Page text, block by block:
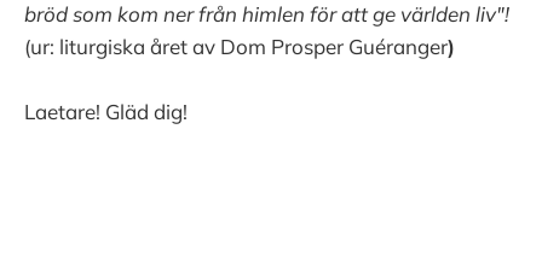
bröd som kom ner från himlen för att ge världen liv"!
(ur: liturgiska året av Dom Prosper Guéranger)
Laetare! Gläd dig!